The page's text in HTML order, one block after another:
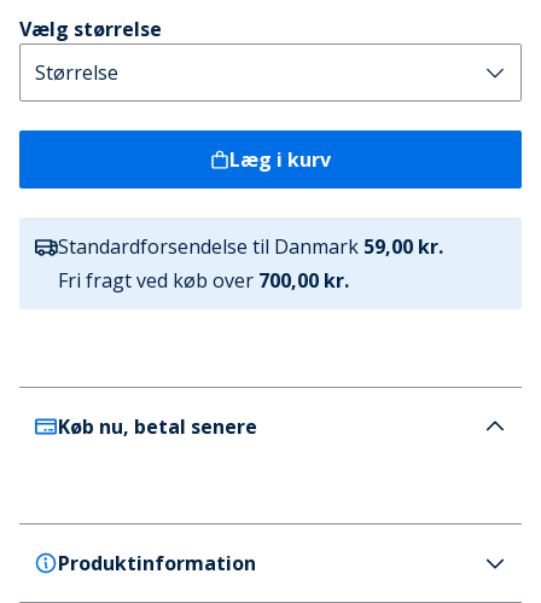
Vælg størrelse
Læg i kurv
Standardforsendelse til Danmark 59,00 kr.
Fri fragt ved køb over 700,00 kr.
Køb nu, betal senere
Produktinformation